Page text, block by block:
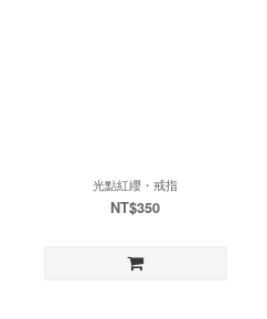
光點紅纓・戒指
NT$350